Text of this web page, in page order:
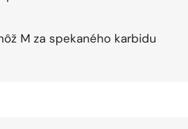
M za spekaného karbidu